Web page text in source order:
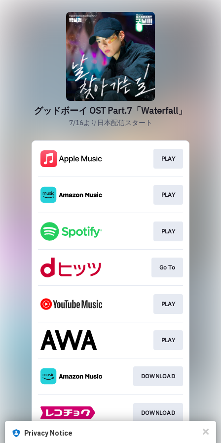
グッドボーイ OST Part.7「Waterfall」
7/16より日本配信スタート
PLAY
PLAY
PLAY
Go To
PLAY
PLAY
DOWNLOAD
DOWNLOAD
Privacy Notice